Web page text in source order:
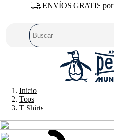
ENVÍOS GRATIS por
Inicio
Tops
T-Shirts